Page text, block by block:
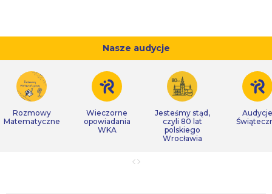
Nasze audycje
Rozmowy
Matematyczne
Wieczorne
opowiadania
WKA
Jesteśmy stąd,
czyli 80 lat
polskiego
Wrocławia
Audycje